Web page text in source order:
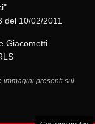
del 10/02/2011
Giacometti
immagini presenti sul